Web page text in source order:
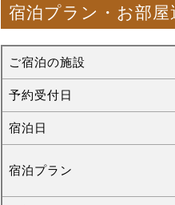
宿泊プラン・お部屋
ご宿泊の施設
予約受付日
宿泊日
宿泊プラン